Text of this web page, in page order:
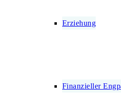
Erziehung
Finanzieller